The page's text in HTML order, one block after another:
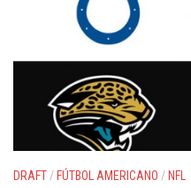
DRAFT / FÚTBOL AMERICANO / NFL